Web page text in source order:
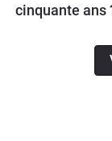
cinquante ans